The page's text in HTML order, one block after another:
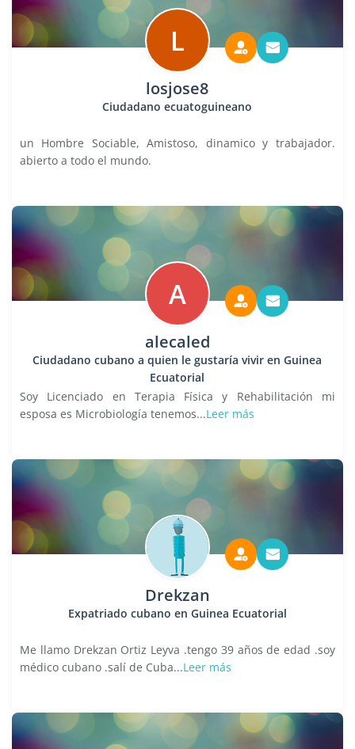
L
losjose8
Ciudadano ecuatoguineano
un Hombre Sociable, Amistoso, dinamico y trabajador.
abierto a todo el mundo.
A
alecaled
Ciudadano cubano a quien le gustaría vivir en Guinea
Ecuatorial
Soy Licenciado en Terapia Física y Rehabilitación mi
esposa es Microbiología tenemos...Leer más
Drekzan
Expatriado cubano en Guinea Ecuatorial
Me llamo Drekzan Ortiz Leyva .tengo 39 años de edad .soy
médico cubano .salí de Cuba...Leer más